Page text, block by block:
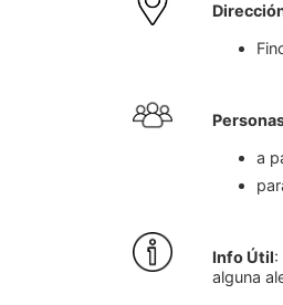
a
Info Útil:
alguna